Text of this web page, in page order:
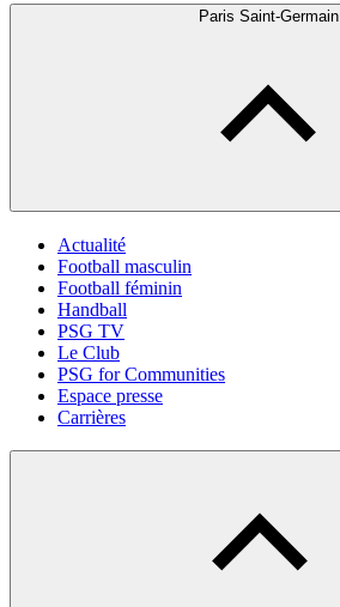
Paris Saint-Germain
Actualité
Football masculin
Football féminin
Handball
PSG TV
Le Club
PSG for Communities
Espace presse
Carrières